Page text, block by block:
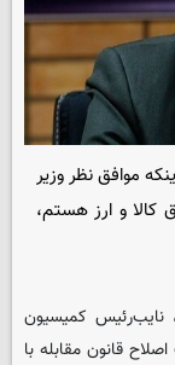
موافق نظر وزیر
کالا و ارز هستم،
نایب‌رئیس کمیسیون
قانون مقابله با